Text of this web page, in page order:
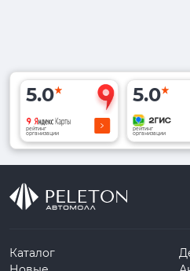
5.0
рейтинг
организации
5.0
рейтинг
организации
Каталог